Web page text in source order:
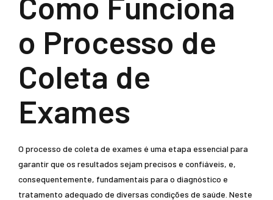
o Processo de
Coleta de
Exames
O processo de coleta de exames é uma etapa essencial para
garantir que os resultados sejam precisos e confiáveis, e,
consequentemente, fundamentais para o diagnóstico e
tratamento adequado de diversas condições de saúde. Neste